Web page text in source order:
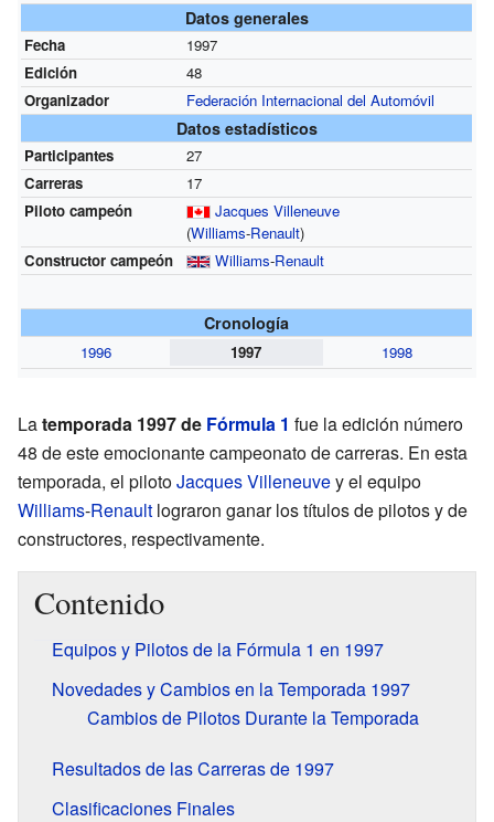
Datos generales
Fecha
1997
Edición
48
Organizador
Federación Internacional del Automóvil
Datos estadísticos
Participantes
27
Carreras
17
Piloto campeón
Jacques Villeneuve
(Williams-Renault)
Constructor campeón
Williams-Renault
Cronología
1996 1997 1998
Latemporada 1997 de Fórmula 1 fue la edición número
48 de este emocionante campeonato de carreras. En esta
temporada, el pilotoJacques Villeneuvey el equipo
Williams-Renault lograron ganar los títulos de pilotos y de
constructores, respectivamente.
Contenido
Equipos y Pilotos de la Fórmula 1 en 1997
Novedades y Cambios en la Temporada 1997
Cambios de Pilotos Durante la Temporada
Resultados de las Carreras de 1997
Clasificaciones Finales